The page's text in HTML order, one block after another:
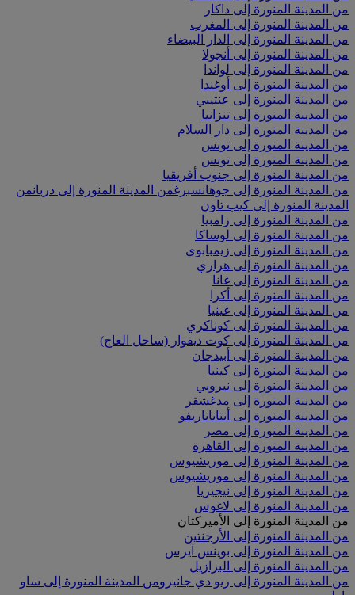
من المدينة المنورة إلى داكار
من المدينة المنورة إلى المغرب
من المدينة المنورة إلى الدار البيضاء
من المدينة المنورة إلى أنجولا
من المدينة المنورة إلى لواندا
من المدينة المنورة إلى أوغندا
من المدينة المنورة إلى عنتيبي
من المدينة المنورة إلى تنزانيا
من المدينة المنورة إلى دار السلام
من المدينة المنورة إلى تونس
من المدينة المنورة إلى تونس
من المدينة المنورة إلى جنوب أفريقيا
من المدينة المنورة إلى جوهانسبرغمن المدينة المنورة إلى دربانمن
المدينة المنورة إلى كيب تاون
من المدينة المنورة إلى زامبيا
من المدينة المنورة إلى لوساكا
من المدينة المنورة إلى زيمبابوي
من المدينة المنورة إلى هراري
من المدينة المنورة إلى غانا
من المدينة المنورة إلى أكرا
من المدينة المنورة إلى غينيا
من المدينة المنورة إلى كوناكري
من المدينة المنورة إلى كوت ديفوار (ساحل العاج)
من المدينة المنورة إلى أبيدجان
من المدينة المنورة إلى كينيا
من المدينة المنورة إلى نيروبي
من المدينة المنورة إلى مدغشقر
من المدينة المنورة إلى أنتاناناريفو
من المدينة المنورة إلى مصر
من المدينة المنورة إلى القاهرة
من المدينة المنورة إلى موريشيوس
من المدينة المنورة إلى موريشيوس
من المدينة المنورة إلى نيجيريا
من المدينة المنورة إلى لاغوس
من المدينة المنورة إلى الأميركتان
من المدينة المنورة إلى الأرجنتين
من المدينة المنورة إلى بوينس آيرس
من المدينة المنورة إلى البرازيل
من المدينة المنورة إلى ريو دي جانيرومن المدينة المنورة إلى ساو